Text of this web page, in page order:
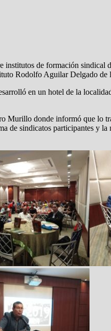
institutos de formación sindical
Rodolfo Aguilar Delgado
en un hotel de la
donde informó que lo
de sindicatos participantes y